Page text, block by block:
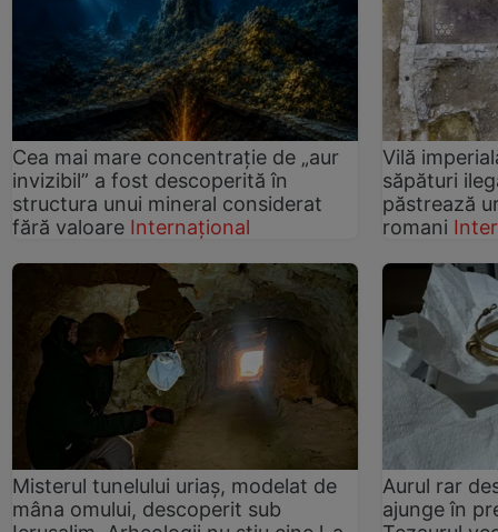
Cea mai mare concentrație de „aur
invizibil” a fost descoperită în
structura unui mineral considerat
fără valoare Internațional
Vilă
săpături
păstrează
romani
Misterul tunelului uriaș, modelat de
mâna omului, descoperit sub
Aurul rar
ajunge în